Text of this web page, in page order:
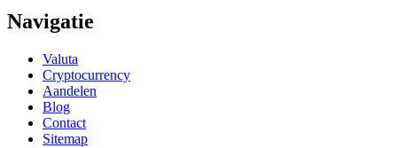
Navigatie
Valuta
Cryptocurrency
Aandelen
Blog
Contact
Sitemap